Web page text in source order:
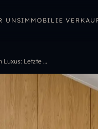
UNSIMMOBILIE
Verpasse nicht den Luxus: Letzte Chance auf deine Traumwohnung, in Top-Lage am Kurfürstendamm